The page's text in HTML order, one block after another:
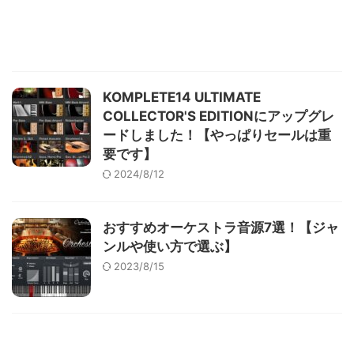
KOMPLETE14 ULTIMATE
COLLECTOR'S EDITIONにアップグレ
ードしました！【やっぱりセールは重
要です】
2024/8/12
おすすめオーケストラ音源7選！【ジャ
ンルや使い方で選ぶ】
2023/8/15